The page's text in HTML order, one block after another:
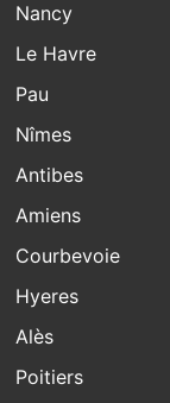
Nancy
Le Havre
Pau
Nîmes
Antibes
Amiens
Courbevoie
Hyeres
Alès
Poitiers